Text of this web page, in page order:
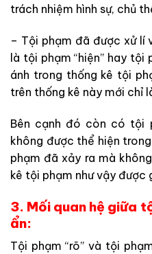
trách nhiệm hình sự, chủ
– Tội phạm đã được xử lí
là tội phạm “hiện” hay tội
ánh trong thống kê tội
trên thống kê này mới chỉ
Bên cạnh đó còn có tội
không được thể hiện
phạm đã xảy ra mà
kê tội phạm như vậy được
3. Mối quan hệ giữa
ẩn:
Tội phạm “rõ” và tội